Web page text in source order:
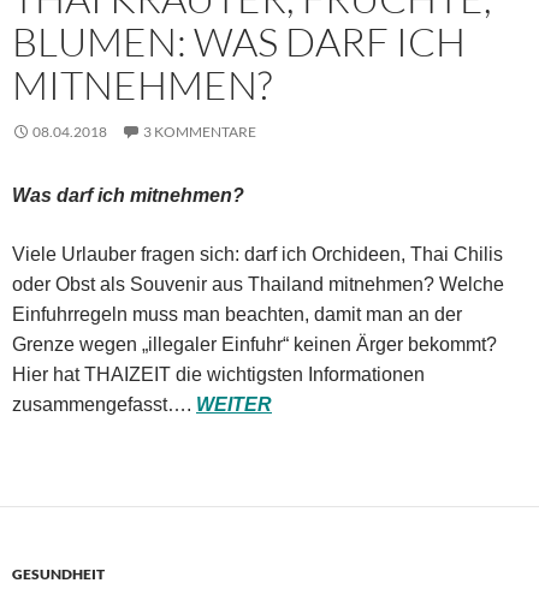
BLUMEN: WAS DARF ICH
MITNEHMEN?
08.04.2018 3 KOMMENTARE
Was darf ich mitnehmen?
Viele Urlauber fragen sich: darf ich Orchideen, Thai Chilis
oder Obst als Souvenir aus Thailand mitnehmen? Welche
Einfuhrregeln muss man beachten, damit man an der
Grenze wegen „illegaler Einfuhr“ keinen Ärger bekommt?
Hier hat THAIZEIT die wichtigsten Informationen
zusammengefasst…. WEITER
GESUNDHEIT